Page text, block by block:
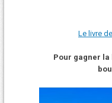
Le livre
Pour gagner